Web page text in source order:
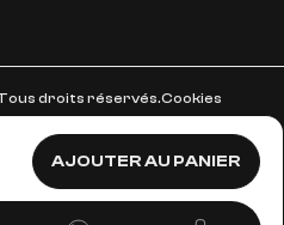
AJOUTER AU PANIER
droits réservés.Cookies